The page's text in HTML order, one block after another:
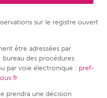
sur le registre ouvert
être adressées par
des procédures
par voie électronique : pref-
prendra une décision